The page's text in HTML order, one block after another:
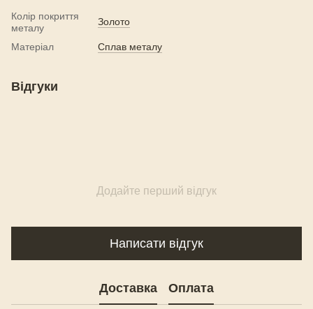
Колір покриття
металу
Золото
Матеріал Сплав металу
Відгуки
Додайте перший відгук
Написати відгук
Доставка Оплата